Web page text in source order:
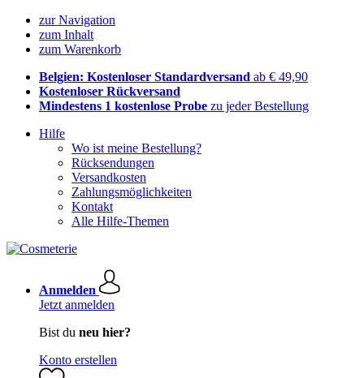
zur Navigation
zum Inhalt
zum Warenkorb
Belgien: Kostenloser Standardversand ab € 49,90
Kostenloser Rückversand
Mindestens 1 kostenlose Probe zu jeder Bestellung
Hilfe
Wo ist meine Bestellung?
Rücksendungen
Versandkosten
Zahlungsmöglichkeiten
Kontakt
Alle Hilfe-Themen
Anmelden
Jetzt anmelden
Bist du neu hier?
Konto erstellen